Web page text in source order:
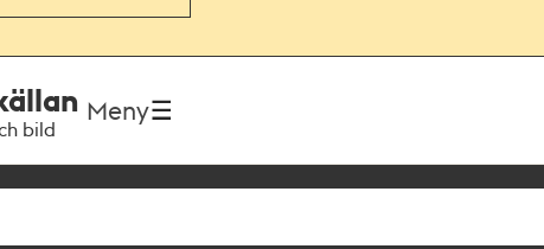
bild
Meny